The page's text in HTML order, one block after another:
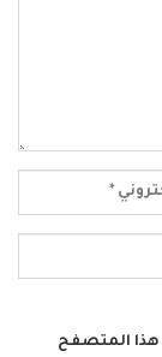
هذا المتصفح